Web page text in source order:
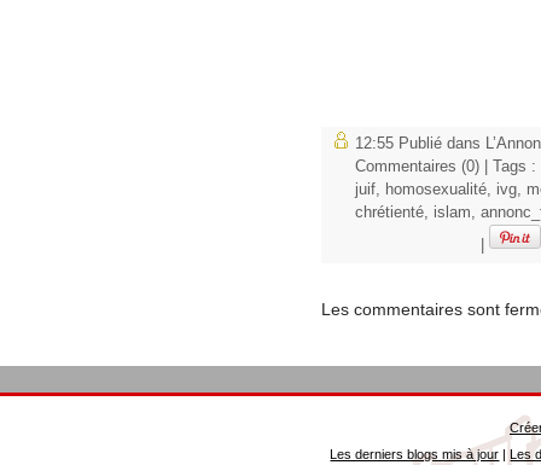
12:55 Publié dans
Commentaires (0) | Tags :
juif
homosexualité ivg
chrétienté
islam
Les commentaires sont
Les derniers blogs mis à jour |Les